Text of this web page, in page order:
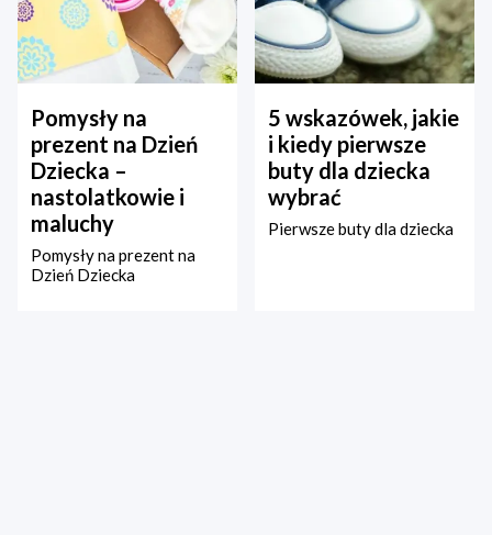
Pomysły na
prezent na Dzień
Dziecka –
nastolatkowie i
maluchy
Pomysły na prezent na
Dzień Dziecka
5 wskazówek, jakie
i kiedy pierwsze
buty dla dziecka
wybrać
Pierwsze buty dla dziecka